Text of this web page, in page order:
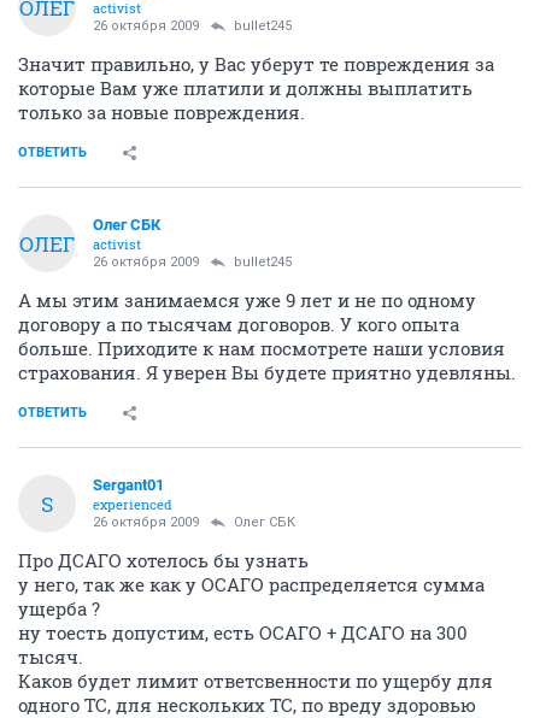
ОЛЕГ
activist
26 октября 2009 bullet245
Значит правильно, у Вас уберут те повреждения за
которые Вам уже платили и должны выплатить
только за новые повреждения.
ОТВЕТИТЬ
ОЛЕГ
Олег СБК
activist
26 октября 2009 bullet245
А мы этим занимаемся уже 9 лет и не по одному
договору а по тысячам договоров. У кого опыта
больше. Приходите к нам посмотрете наши условия
страхования. Я уверен Вы будете приятно удевляны.
ОТВЕТИТЬ
S
Sergant01
experienced
26 октября 2009 Олег СБК
Про ДСАГО хотелось бы узнать
у него, так же как у ОСАГО распределяется сумма
ущерба ?
ну тоесть допустим, есть ОСАГО + ДСАГО на 300
тысяч.
Каков будет лимит ответсвенности по ущербу для
одного ТС, для нескольких ТС, по вреду здоровью